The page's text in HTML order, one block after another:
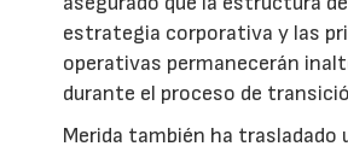
estrategia corporativa y las
operativas permanecerán
durante el proceso de
Merida también ha trasladado